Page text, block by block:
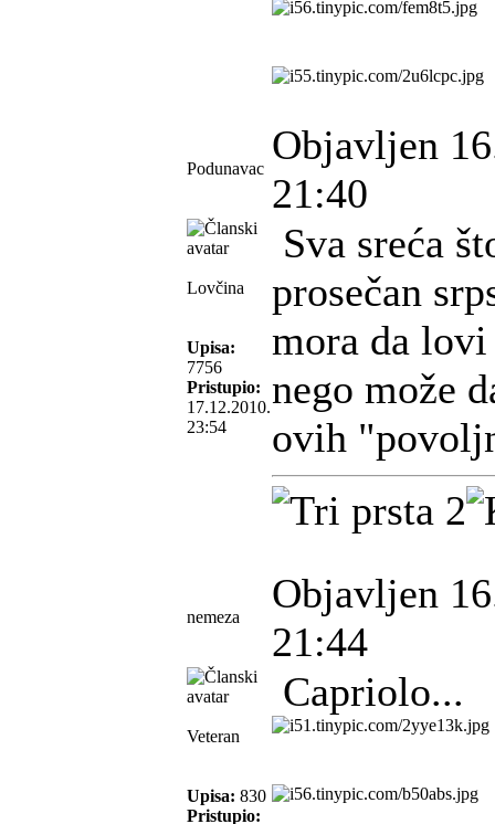
Podunavac
Objavljen
21:40
Lovčina
Upisa:
7756
Pristupio:
17.12.2010.
23:54
Sva sreća
prosečan
mora da
nego može
ovih
nemeza
Objavljen
21:44
Veteran
Upisa: 830
Pristupio:
Capriolo...